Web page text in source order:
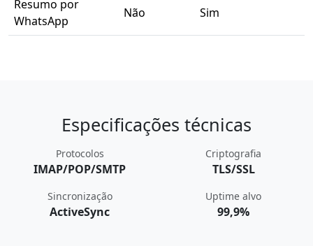
Resumo por
WhatsApp
Não Sim
Especificações técnicas
Protocolos
IMAP/POP/SMTP
Criptografia
TLS/SSL
Sincronização
ActiveSync
Uptime alvo
99,9%